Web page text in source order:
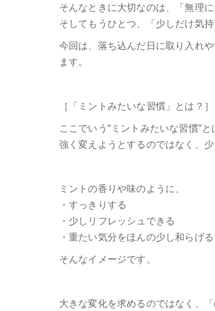
そんなときに大切なのは、「無理
そしてもうひとつ、「少しだけ気
今回は、落ち込んだ日に取り入れ
ます。
［「ミントみたいな習慣」とは？］
ここでいう“ミントみたいな習慣”と
強く変えようとするのではなく、
ミントの香りや味のように、
・すっきりする
・少しリフレッシュできる
・重たい気分をほんの少し和らげる
そんなイメージです。
大きな変化を求めるのではなく、